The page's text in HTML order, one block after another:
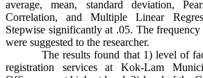
average, mean, standard deviation,
Correlation, and Multiple Linear
Stepwise significantly at .05. The
were suggested to the researcher.
The results found that 1) level of
registration services at Kok-Lam